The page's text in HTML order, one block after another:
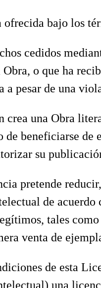
bajo los
cedidos
o que ha
a pesar de una
crea una Obra
beneficiarse
su
pretende
de
tales
venta de
de esta
una